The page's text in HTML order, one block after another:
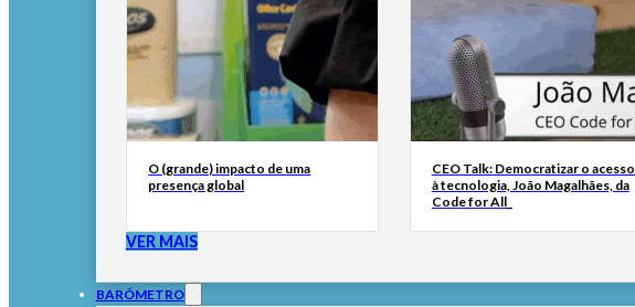
O (grande) impacto de uma
presença global
CEO Talk: Democratizar o acesso
à tecnologia, João Magalhães, da
Code for All_
VER MAIS
BARÓMETRO